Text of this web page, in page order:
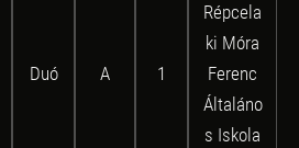
Duó A 1
Répcela
ki Móra
Ferenc
Általáno
s Iskola